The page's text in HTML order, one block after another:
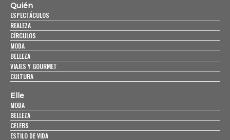
Quién
ESPECTÁCULOS
REALEZA
CÍRCULOS
MODA
BELLEZA
VIAJES Y GOURMET
CULTURA
Elle
MODA
BELLEZA
CELEBS
ESTILO DE VIDA